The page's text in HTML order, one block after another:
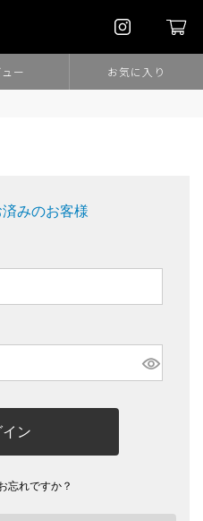
ュー お気に入り
みのお客様
イン
忘れですか？